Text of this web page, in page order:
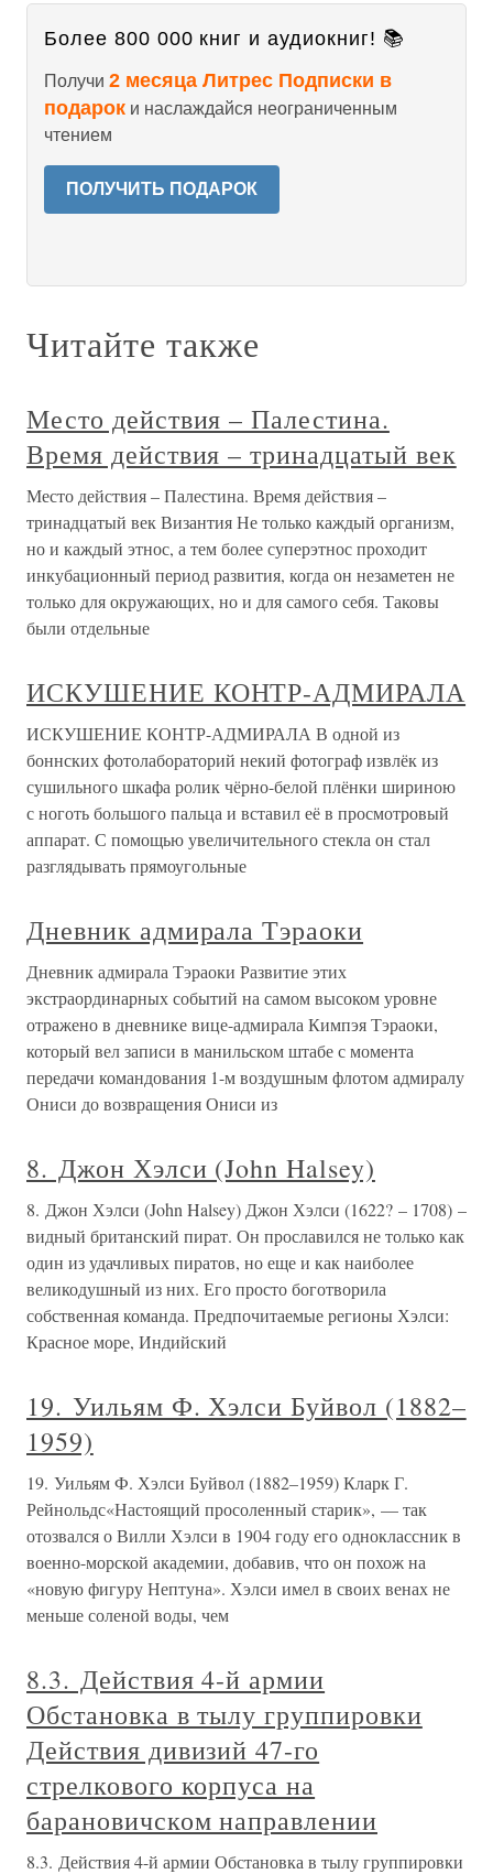
Более 800 000 книг и аудиокниг! 📚
Получи 2 месяца Литрес Подписки в
подарок и наслаждайся неограниченным
чтением
ПОЛУЧИТЬ ПОДАРОК
Читайте также
Место действия – Палестина.
Время действия – тринадцатый век
Место действия – Палестина. Время действия –
тринадцатый век Византия Не только каждый организм,
но и каждый этнос, а тем более суперэтнос проходит
инкубационный период развития, когда он незаметен не
только для окружающих, но и для самого себя. Таковы
были отдельные
ИСКУШЕНИЕ КОНТР-АДМИРАЛА
ИСКУШЕНИЕ КОНТР-АДМИРАЛА В одной из
боннских фотолабораторий некий фотограф извлёк из
сушильного шкафа ролик чёрно-белой плёнки шириною
с ноготь большого пальца и вставил её в просмотровый
аппарат. С помощью увеличительного стекла он стал
разглядывать прямоугольные
Дневник адмирала Тэраоки
Дневник адмирала Тэраоки Развитие этих
экстраординарных событий на самом высоком уровне
отражено в дневнике вице-адмирала Кимпэя Тэраоки,
который вел записи в манильском штабе с момента
передачи командования 1-м воздушным флотом адмиралу
Ониси до возвращения Ониси из
8. Джон Хэлси (John Halsey)
8. Джон Хэлси (John Halsey) Джон Хэлси (1622? – 1708) –
видный британский пират. Он прославился не только как
один из удачливых пиратов, но еще и как наиболее
великодушный из них. Его просто боготворила
собственная команда. Предпочитаемые регионы Хэлси:
Красное море, Индийский
19. Уильям Ф. Хэлси Буйвол (1882–
1959)
19. Уильям Ф. Хэлси Буйвол (1882–1959) Кларк Г.
Рейнольдс«Настоящий просоленный старик», — так
отозвался о Вилли Хэлси в 1904 году его одноклассник в
военно-морской академии, добавив, что он похож на
«новую фигуру Нептуна». Хэлси имел в своих венах не
меньше соленой воды, чем
8.3. Действия 4-й армии
Обстановка в тылу группировки
Действия дивизий 47-го
стрелкового корпуса на
барановичском направлении
8.3. Действия 4-й армии Обстановка в тылу группировки